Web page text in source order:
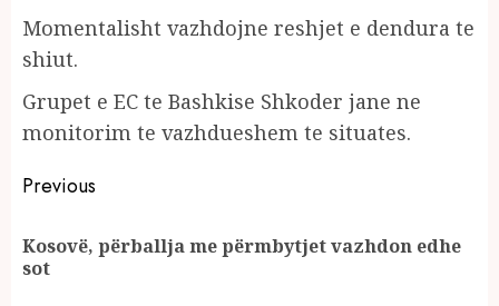
Momentalisht vazhdojne reshjet e dendura te
shiut.
Grupet e EC te Bashkise Shkoder jane ne
monitorim te vazhdueshem te situates.
Continue
Reading
Previous
Kosovë, përballja me përmbytjet vazhdon edhe
sot